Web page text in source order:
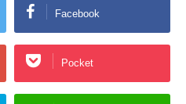
Facebook
Pocket